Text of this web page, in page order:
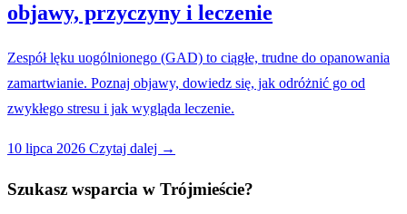
objawy, przyczyny i leczenie
Zespół lęku uogólnionego (GAD) to ciągłe, trudne do opanowania
zamartwianie. Poznaj objawy, dowiedz się, jak odróżnić go od
zwykłego stresu i jak wygląda leczenie.
10 lipca 2026 Czytaj dalej →
Szukasz wsparcia w Trójmieście?